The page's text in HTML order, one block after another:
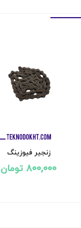
زنجیر فیوزینگ
800,000 تومان